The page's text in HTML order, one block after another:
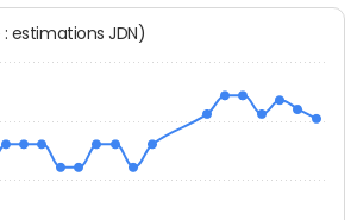
estimations JDN)